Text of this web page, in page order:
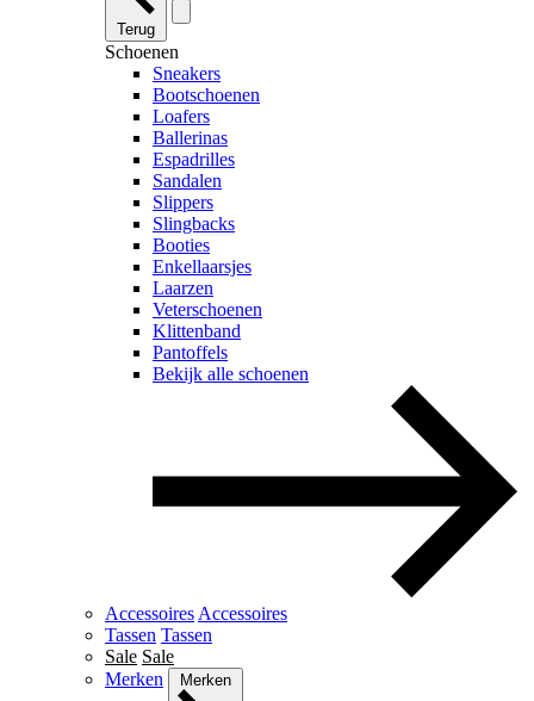
Terug
Schoenen
Sneakers
Bootschoenen
Loafers
Ballerinas
Espadrilles
Sandalen
Slippers
Slingbacks
Booties
Enkellaarsjes
Laarzen
Veterschoenen
Klittenband
Pantoffels
Bekijk alle schoenen
Accessoires Accessoires
Tassen Tassen
Sale Sale
Merken
Merken